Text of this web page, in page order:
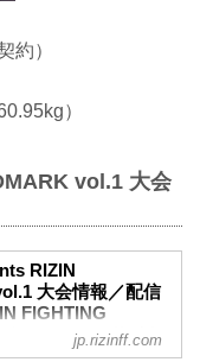
約）
）
vol.1 大会
RIZIN
大会情報／配信
FIGHTING
オフィシャルサイト
jp.rizinff.com